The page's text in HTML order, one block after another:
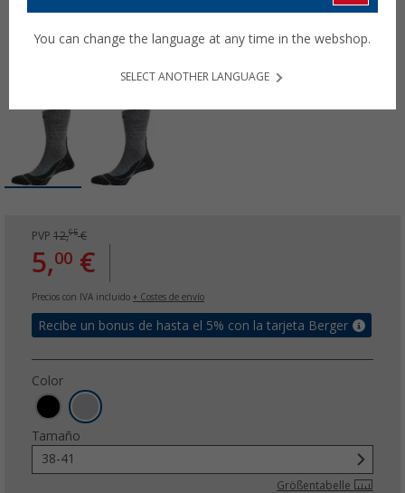
PVP 12,95€
5,00 €
Precios con IVA incluido + Costes de envío
Recibe un bonus de hasta el 5% con la tarjeta Berger
Color
Tamaño
38-41
Größentabelle
You can change the language at any time in the webshop.
SELECT ANOTHER LANGUAGE